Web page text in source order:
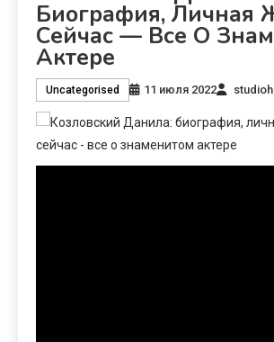
Биография, Личная
Сейчас — Все О
Актере
Uncategorised 11 июля 2022